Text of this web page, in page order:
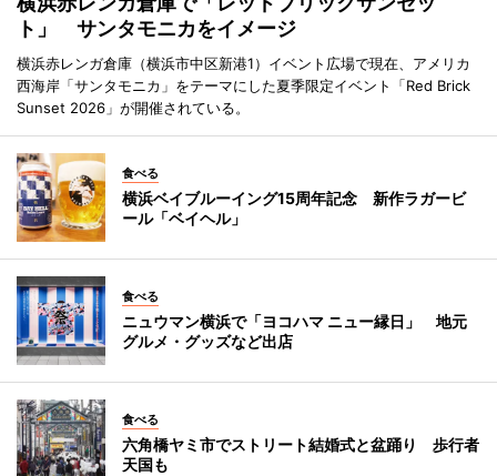
ト」 サンタモニカをイメージ
横浜赤レンガ倉庫（横浜市中区新港1）イベント広場で現在、アメリカ
西海岸「サンタモニカ」をテーマにした夏季限定イベント「Red Brick
Sunset 2026」が開催されている。
食べる
横浜ベイブルーイング15周年記念 新作ラガービ
ール「ベイヘル」
食べる
ニュウマン横浜で「ヨコハマ ニュー縁日」 地元
グルメ・グッズなど出店
食べる
六角橋ヤミ市でストリート結婚式と盆踊り 歩行者
天国も